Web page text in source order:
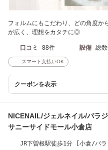
フォルムにもこだわり、どの角度
が広く、理想をカタチに◎
口コミ 88件 設備 総
スマート支払いOK
クーポンを表示
NICENAIL/ジェルネイル/パラ
サニーサイドモール小倉店
JR下曽根駅徒歩1分 [小倉/パ